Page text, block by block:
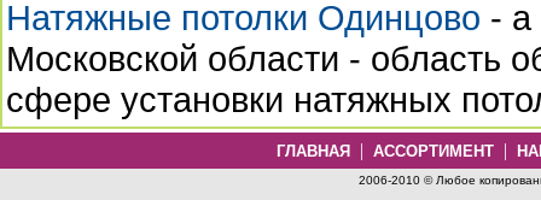
Натяжные потолки Одинцово - а
Московской области - область
сфере установки натяжных
ГЛАВНАЯ | АССОРТИМЕНТ |
2006-2010 © Любое